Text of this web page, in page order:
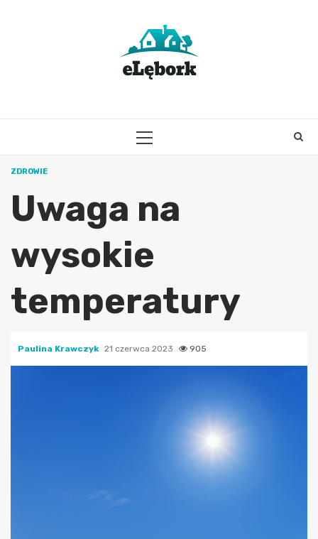
PRIMARY
ZDROWIE
Uwaga na
wysokie
temperatury
Paulina Krawczyk 21 czerwca 2023 905